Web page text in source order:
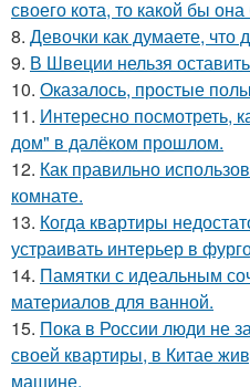
своего кота, то какой бы
8. Девочки как думаете,
9. В Швеции нельзя
10. Оказалось, простые
11. Интересно посмотреть,
дом" в далёком прошлом.
12. Как правильно
комнате.
13. Когда квартиры
устраивать интерьер в
14. Памятки с идеальным
материалов для ванной.
15. Пока в России люди не
своей квартиры, в Китае
машине.